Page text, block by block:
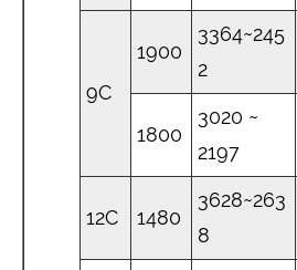
9C
1900
3364~245
2
1800
3020 ~
2197
12C 1480
3628~263
8